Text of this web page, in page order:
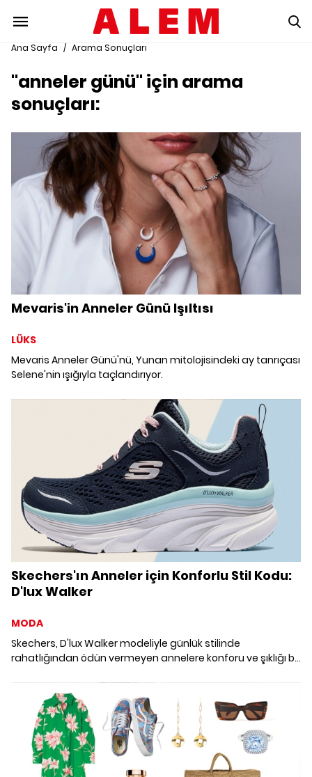
Ana Sayfa / Arama Sonuçları
"anneler günü" için arama
sonuçları:
Mevaris'in Anneler Günü Işıltısı
LÜKS
Mevaris Anneler Günü'nü, Yunan mitolojisindeki ay tanrıçası
Selene'nin ışığıyla taçlandırıyor.
Skechers'ın Anneler için Konforlu Stil Kodu:
D'lux Walker
MODA
Skechers, D'lux Walker modeliyle günlük stilinde
rahatlığından ödün vermeyen annelere konforu ve şıklığı bir